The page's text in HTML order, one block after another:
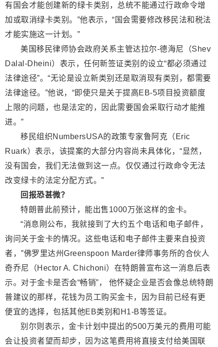
有国会才能创建新的绿卡类别，总统不能通过行政命令增
加或取消绿卡类别。”他表示，“国会需要修改移民法和税法
才能实施这一计划。”
美国移民律师协会政府关系主管达拉尔-德海尼（Shev
Dalal-Dheini）表示，任何新签证类别的设立“都必须通过
法律途径”。“无论是设立新类别还是取消现有类别，都需要
法律途径。”他说，“即使只是关于提高EB-5项目投资额度
上限的问题，也是法定的，因此需要国会采取行动才能推
进。”
移民组织NumbersUSA的政策专家鲁阿克（Eric
Ruark）表示，该提案的大部分内容尚未具体化，“显然，
没有国会，我们无法做到这一点。仅仅通过行政命令无法
改变绿卡的法定分配方式。”
回报恐甚微？
特朗普此前预计，能出售1000万张这样的金卡。
“消息刚公布，我就接到了大约五个电话和电子邮件，
询问关于金卡的情况。这些电话和电子邮件主要来自投资
者，”佛罗里达州Greenspoon Marder律师事务所的合伙人
奇乔尼（Hector A. Chichoni）在特朗普宣布这一消息后表
示。对于金卡是否会“畅销”， 他怀疑企业是否会像总统特朗
普建议的那样，花钱为员工购买金卡，因为目前已经有更
便宜的选择，包括其他EB类别和H1-B等签证。
别尔则表示，金卡计划中提出的500万美元的费用可能
会让投资者望而却步，因为这笔费用将直接支付给美国联